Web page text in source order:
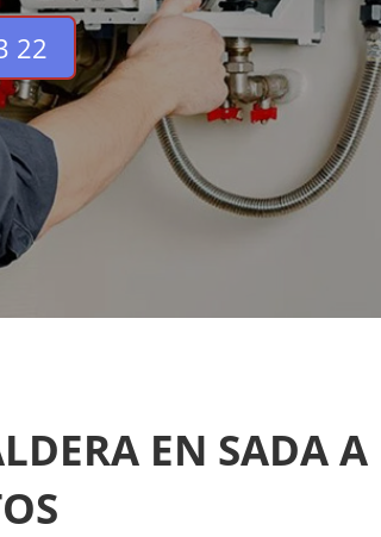
22
EN SADA